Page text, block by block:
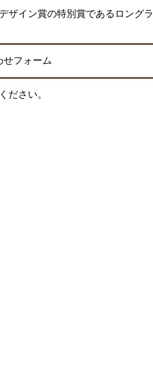
イン賞の特別賞であるロング
せフォーム
ださい。